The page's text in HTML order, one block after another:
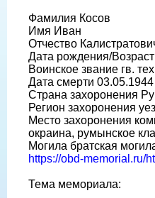
Фамилия Косов
Имя Иван
Отчество
Дата рождения/
Воинское звание гв.
Дата смерти 03.05.1944
Страна захоронения
Регион захоронения
Место захоронения
окраина, румынское
Могила братская
https://obd-memorial.ru/
Тема мемориала: